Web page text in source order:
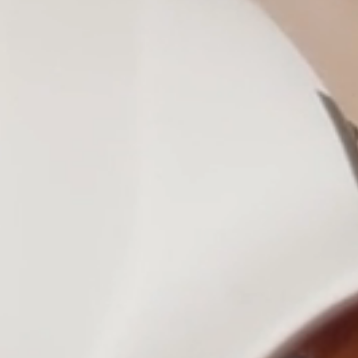
Masunt - Elektronischer Schlüsselsafe, Schlüsseltresor
Mechanischer Einbruchschutz